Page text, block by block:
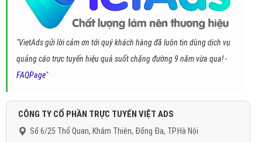
"VietAds gửi lời cảm ơn tới quý khách hàng đã luôn tin dùng dịch vụ
quảng cáo trực tuyến hiệu quả suốt chặng đường 9 năm vừa qua! -
FAQPage"
CÔNG TY CỔ PHẦN TRỰC TUYẾN VIỆT ADS
Số 6/25 Thổ Quan, Khâm Thiên, Đống Đa, TP.Hà Nội